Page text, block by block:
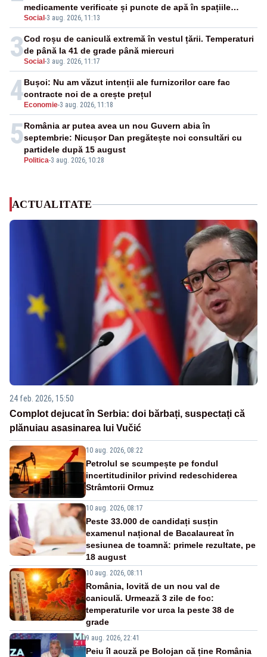
Social -3 aug. 2026, 11:13
medicamente verificate și puncte de apă în spațiile
publice
3Social -3 aug. 2026, 11:17
Cod roșu de caniculă extremă în vestul țării. Temperaturi
de până la 41 de grade până miercuri
4 Economie-3 aug. 2026, 11:18
Bușoi: Nu am văzut intenții ale furnizorilor care fac
contracte noi de a crește prețul
5
Politica-3 aug. 2026, 10:28
România ar putea avea un nou Guvern abia în
septembrie: Nicușor Dan pregătește noi consultări cu
partidele după 15 august
ACTUALITATE
24 feb. 2026, 15:50
Complot dejucat în Serbia: doi bărbați, suspectați că
plănuiau asasinarea lui Vučić
10 aug. 2026, 08:22
Petrolul se scumpește pe fondul
incertitudinilor privind redeschiderea
Strâmtorii Ormuz
10 aug. 2026, 08:17
Peste 33.000 de candidați susțin
examenul național de Bacalaureat în
sesiunea de toamnă: primele rezultate, pe
18 august
10 aug. 2026, 08:11
România, lovită de un nou val de
caniculă. Urmează 3 zile de foc:
temperaturile vor urca la peste 38 de
grade
9 aug. 2026, 22:41
Peiu îl acuză pe Bolojan că ține România